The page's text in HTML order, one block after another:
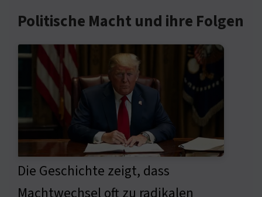
Politische Macht und ihre Folgen
Die Geschichte zeigt, dass